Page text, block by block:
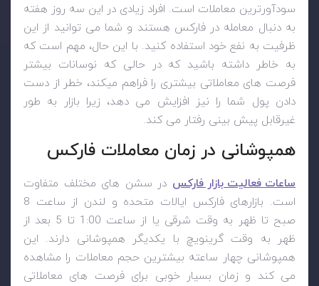
سودآورترین معاملات است. افراد زیادی در این سه روز هفته
به دنبال معامله در فارکس هستند و شما می توانید از این
ظرفیت به نفع خود استفاده کنید. با این حال، مهم است که
به خاطر داشته باشید که در حالی که نوسانات بیشتر
فرصت های معاملاتی بیشتری را فراهم میکند، خطر از دست
دادن پول شما را نیز افزایش می دهد، زیرا بازار به طور
غیرقابل پیش بینی رفتار می کند.
همپوشانی در زمان معاملات فارکس
ساعات فعالیت بازار فارکس در سشن های مختلف متفاوت
است. بازارهای فارکس ایالات متحده و لندن از ساعت 8
صبح تا ظهر به وقت شرقی یا از ساعت 1:00 تا 5 بعد از
ظهر به وقت گرینویچ با یکدیگر همپوشانی دارند. این
همپوشانی چهار ساعته بیشترین حجم معاملات را مشاهده
می کند و زمان بسیار خوبی برای فرصت های معاملاتی